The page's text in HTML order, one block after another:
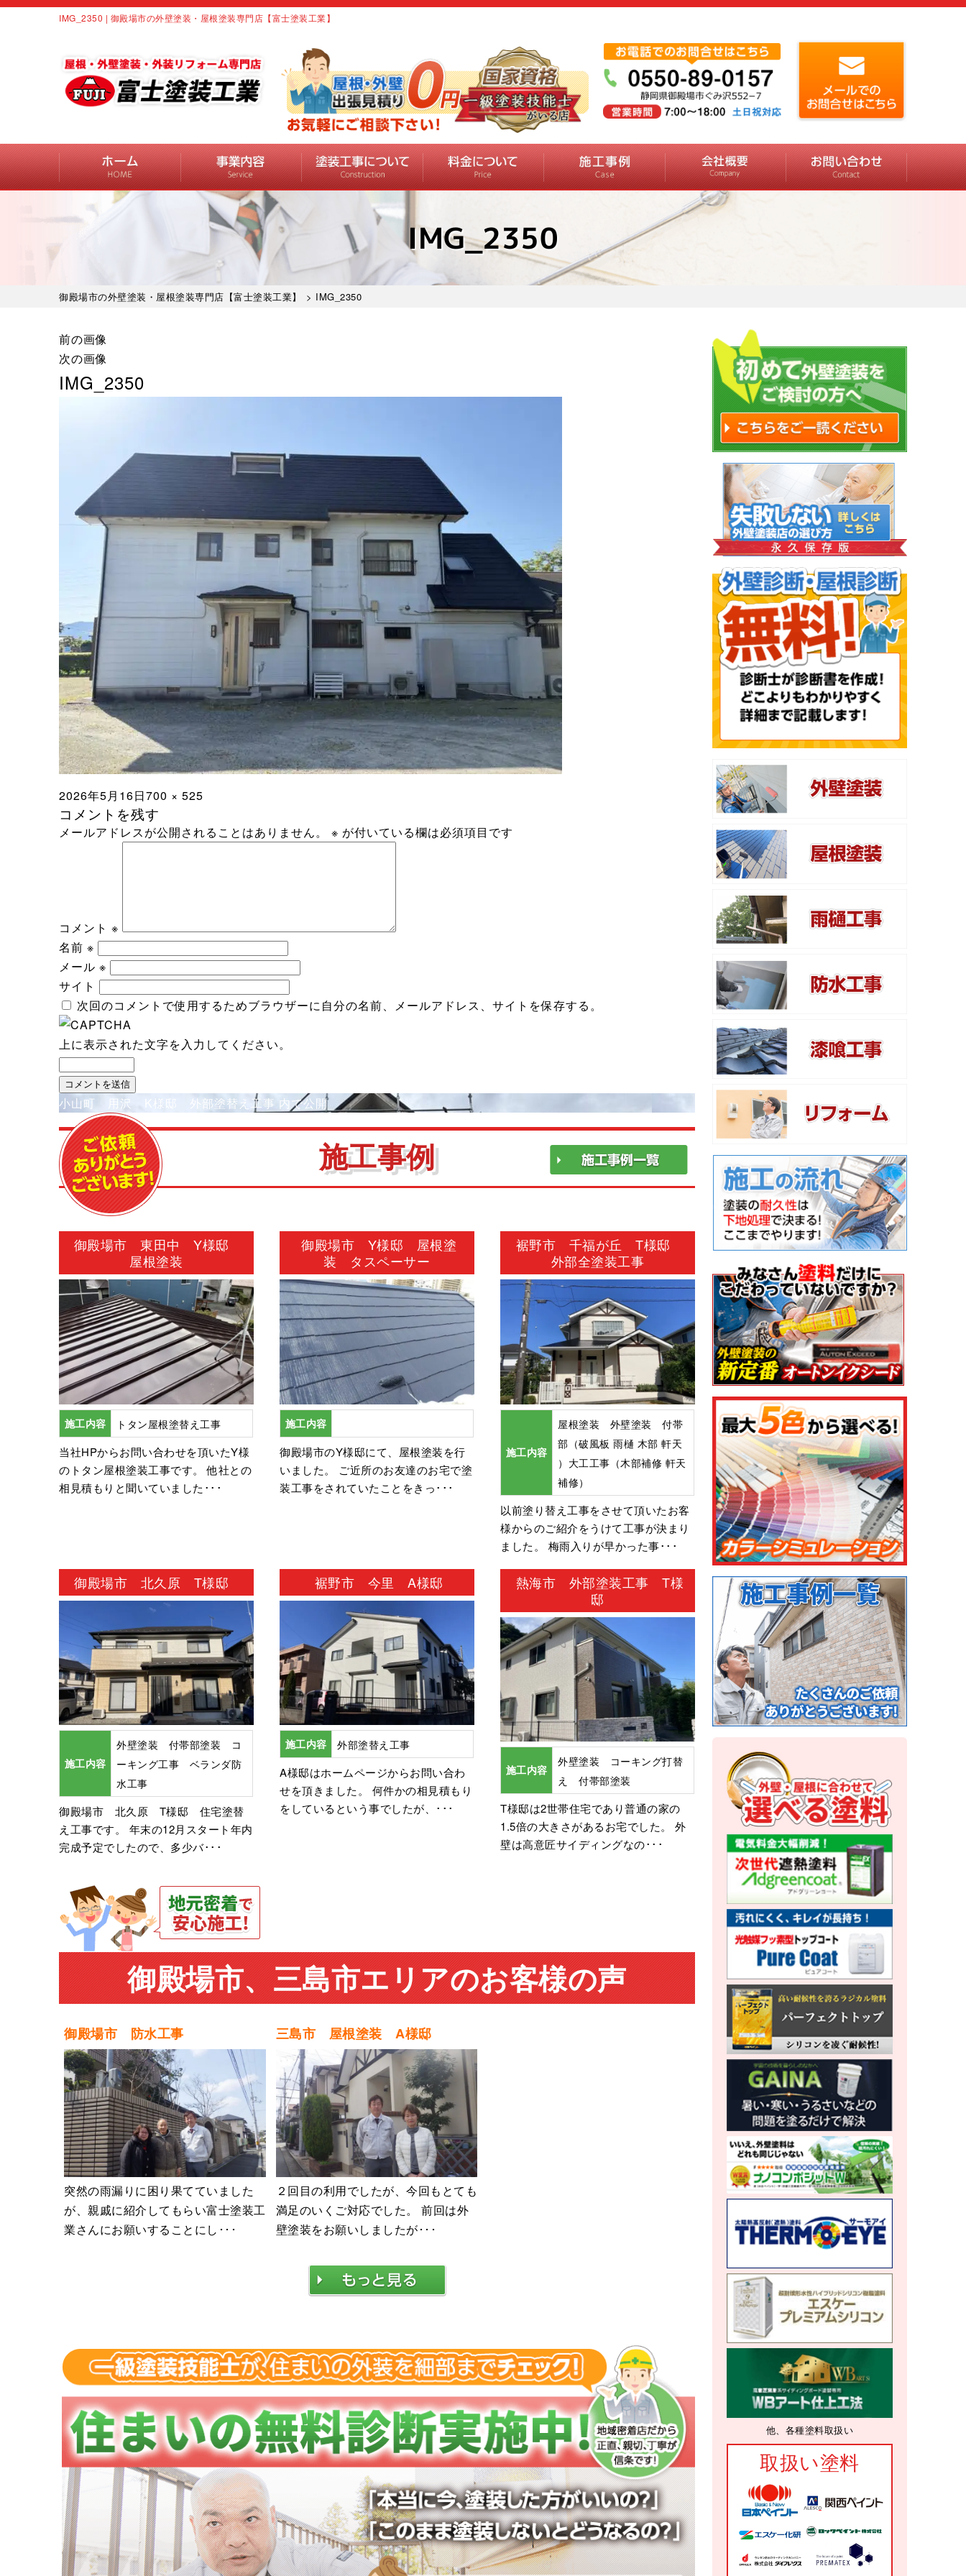
IMG_2350 | 御殿場市の外壁塗装・屋根塗装専門店【富士塗装工業】
IMG_2350
御殿場市の外壁塗装・屋根塗装専門店【富士塗装工業】 > IMG_2350
前の画像
次の画像
IMG_2350
投
稿
日:
2026年5月16日フ
ル
サ
700 × 525
コメントを残す
メールアドレスが公開されることはありません。 ※ が付いている欄は必須項目です
コメント ※
名前 ※
メール ※
サイト
次回のコメントで使用するためブラウザーに自分の名前、メールアドレス、サイトを保存する。
上に表示された文字を入力してください。
投
稿
ナ
ビ
ゲ
シ
ョ
ン
小山町 用沢 K様邸 外部塗替え工事 内で公開
施工事例
御殿場市 東田中 Y様邸
屋根塗装
施工内容
トタン屋根塗替え工事
当社HPからお問い合わせを頂いたY様
のトタン屋根塗装工事です。 他社との
相見積もりと聞いていました･･･
御殿場市 Y様邸 屋根塗
装 タスペーサー
施工内容
御殿場市のY様邸にて、屋根塗装を行
いました。 ご近所のお友達のお宅で塗
装工事をされていたことをきっ･･･
裾野市 千福が丘 T様邸
外部全塗装工事
施工内容
屋根塗装 外壁塗装 付帯
部（破風板 雨樋 木部 軒天
）大工工事（木部補修 軒天
補修）
以前塗り替え工事をさせて頂いたお客
様からのご紹介をうけて工事が決まり
ました。 梅雨入りが早かった事･･･
御殿場市 北久原 T様邸
施工内容
外壁塗装 付帯部塗装 コ
ーキング工事 ベランダ防
水工事
御殿場市 北久原 T様邸 住宅塗替
え工事です。 年末の12月スタート年内
完成予定でしたので、多少バ･･･
裾野市 今里 A様邸
施工内容
外部塗替え工事
A様邸はホームページからお問い合わ
せを頂きました。 何件かの相見積もり
をしているという事でしたが、･･･
熱海市 外部塗装工事 T様
邸
施工内容
外壁塗装 コーキング打替
え 付帯部塗装
T様邸は2世帯住宅であり普通の家の
1.5倍の大きさがあるお宅でした。 外
壁は高意匠サイディングなの･･･
御殿場市、三島市エリアのお客様の声
御殿場市 防水工事
突然の雨漏りに困り果てていました
が、親戚に紹介してもらい富士塗装工
業さんにお願いすることにし･･･
三島市 屋根塗装 A様邸
２回目の利用でしたが、今回もとても
満足のいくご対応でした。 前回は外
壁塗装をお願いしましたが･･･
他、各種塗料取扱い
取扱い塗料